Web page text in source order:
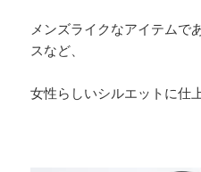
メンズライクなアイテムで
スなど、
女性らしいシルエットに仕